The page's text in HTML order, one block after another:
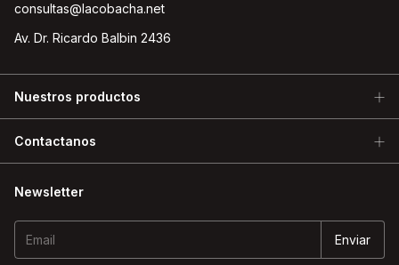
consultas@lacobacha.net
Av. Dr. Ricardo Balbin 2436
Nuestros productos
Contactanos
Newsletter